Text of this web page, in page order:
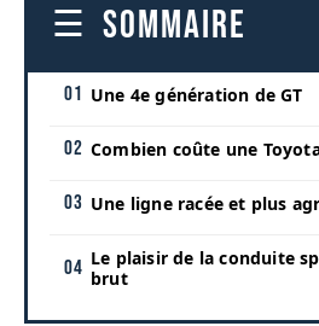
SOMMAIRE
Une 4e génération de GT
Combien coûte une
Une ligne racée et plus
Le plaisir de la conduite
brut